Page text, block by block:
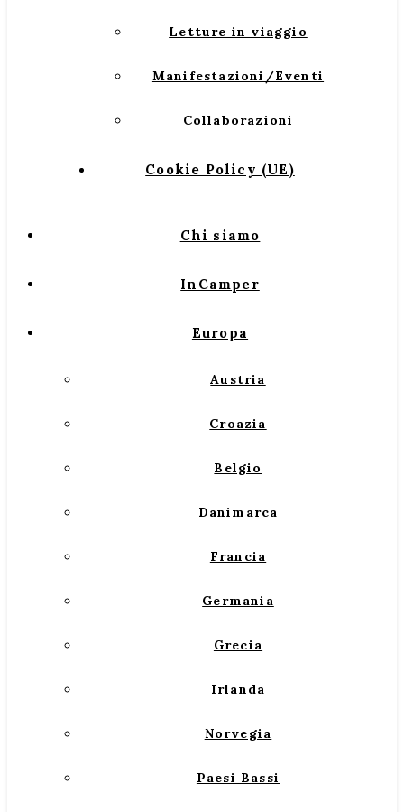
Letture in viaggio
Manifestazioni/Eventi
Collaborazioni
Cookie Policy (UE)
Chi siamo
InCamper
Europa
Austria
Croazia
Belgio
Danimarca
Francia
Germania
Grecia
Irlanda
Norvegia
Paesi Bassi